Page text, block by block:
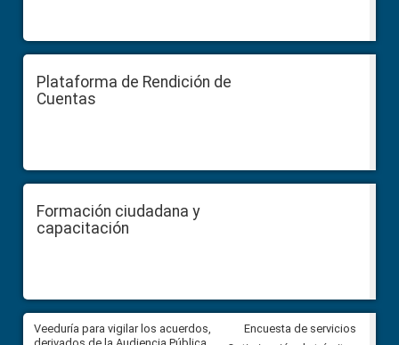
Plataforma de Rendición de
Cuentas
Formación ciudadana y
capacitación
Veeduría para vigilar los acuerdos,
CPCCS convoca a Veeduría
Encuesta de servicios